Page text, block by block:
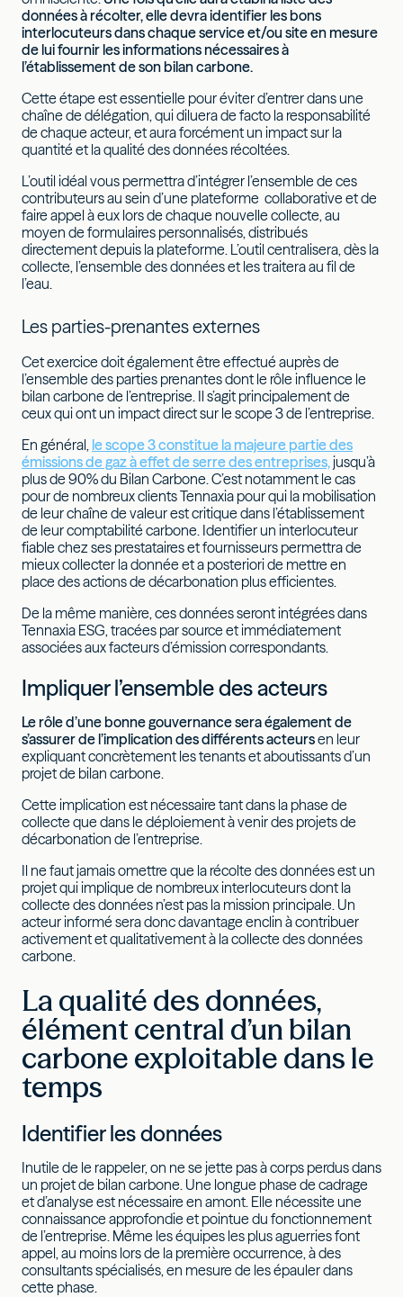
données à récolter, elle devra identifier les bons
interlocuteurs dans chaque service et/ou site en mesure
de lui fournir les informations nécessaires à
l’établissement de son bilan carbone.
Cette étape est essentielle pour éviter d’entrer dans une
chaîne de délégation, qui diluera de facto la responsabilité
de chaque acteur, et aura forcément un impact sur la
quantité et la qualité des données récoltées.
L’outil idéal vous permettra d’intégrer l’ensemble de ces
contributeurs au sein d’une plateforme collaborative et de
faire appel à eux lors de chaque nouvelle collecte, au
moyen de formulaires personnalisés, distribués
directement depuis la plateforme. L’outil centralisera, dès la
collecte, l’ensemble des données et les traitera au fil de
l’eau.
Les parties-prenantes externes
Cet exercice doit également être effectué auprès de
l’ensemble des parties prenantes dont le rôle influence le
bilan carbone de l’entreprise. Il s’agit principalement de
ceux qui ont un impact direct sur le scope 3 de l’entreprise.
En général, le scope 3 constitue la majeure partie des
émissions de gaz à effet de serre des entreprises,jusqu’à
plus de 90% du Bilan Carbone. C’est notamment le cas
pour de nombreux clients Tennaxia pour qui la mobilisation
de leur chaîne de valeur est critique dans l’établissement
de leur comptabilité carbone. Identifier un interlocuteur
fiable chez ses prestataires et fournisseurs permettra de
mieux collecter la donnée et a posteriori de mettre en
place des actions de décarbonation plus efficientes.
De la même manière, ces données seront intégrées dans
Tennaxia ESG, tracées par source et immédiatement
associées aux facteurs d’émission correspondants.
Impliquer l’ensemble des acteurs
Le rôle d’une bonne gouvernance sera également de
s’assurer de l’implication des différents acteursen leur
expliquant concrètement les tenants et aboutissants d’un
projet de bilan carbone.
Cette implication est nécessaire tant dans la phase de
collecte que dans le déploiement à venir des projets de
décarbonation de l’entreprise.
Il ne faut jamais omettre que la récolte des données est un
projet qui implique de nombreux interlocuteurs dont la
collecte des données n’est pas la mission principale. Un
acteur informé sera donc davantage enclin à contribuer
activement et qualitativement à la collecte des données
carbone.
La qualité des données,
élément central d’un bilan
carbone exploitable dans le
temps
Identifier les données
Inutile de le rappeler, on ne se jette pas à corps perdus dans
un projet de bilan carbone. Une longue phase de cadrage
et d’analyse est nécessaire en amont. Elle nécessite une
connaissance approfondie et pointue du fonctionnement
de l’entreprise. Même les équipes les plus aguerries font
appel, au moins lors de la première occurrence, à des
consultants spécialisés, en mesure de les épauler dans
cette phase.